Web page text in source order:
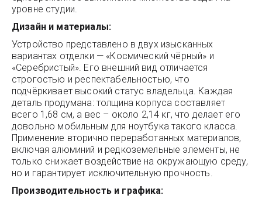
уровне студии.
Дизайн и материалы:
Устройство представлено в двух изысканных
вариантах отделки — «Космический чёрный» и
«Серебристый». Его внешний вид отличается
строгостью и респектабельностью, что
подчёркивает высокий статус владельца. Каждая
деталь продумана: толщина корпуса составляет
всего 1,68 см, а вес – около 2,14 кг, что делает его
довольно мобильным для ноутбука такого класса.
Применение вторично переработанных материалов,
включая алюминий и редкоземельные элементы, не
только снижает воздействие на окружающую среду,
но и гарантирует исключительную прочность.
Производительность и графика: